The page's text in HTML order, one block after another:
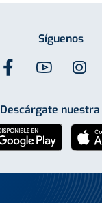
Síguenos
Descárgate nuestra